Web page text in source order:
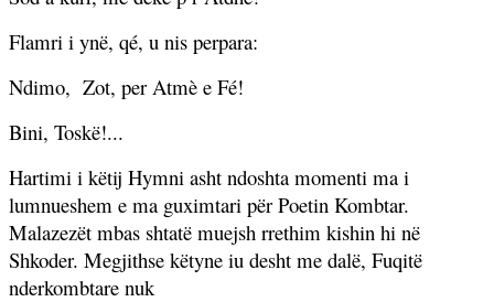
Flamri i ynë, qé, u nis perpara:
Ndimo, Zot, per Atmè e Fé!
Bini, Toskë!...
Hartimi i këtij Hymni asht ndoshta momenti ma i
lumnueshem e ma guximtari për Poetin Kombtar.
Malazezët mbas shtatë muejsh rrethim kishin hi në
Shkoder. Megjithse këtyne iu desht me dalë, Fuqitë
nderkombtare nuk